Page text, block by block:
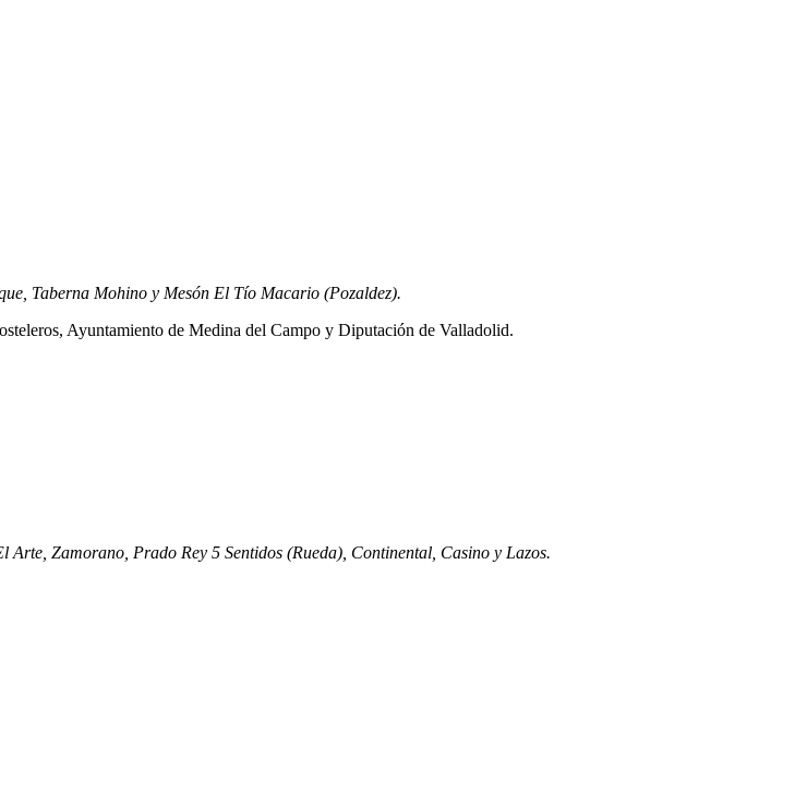
Taberna Mohino y Mesón El Tío Macario (Pozaldez).
Ayuntamiento de Medina del Campo y Diputación de Valladolid.
Zamorano, Prado Rey 5 Sentidos (Rueda), Continental, Casino y Lazos.